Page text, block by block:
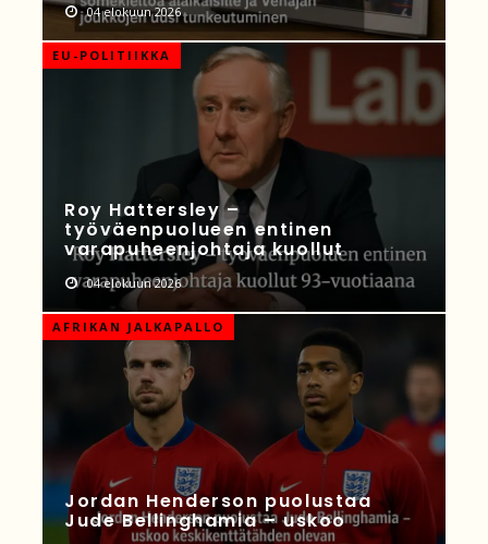
04 elokuun 2026
EU-POLITIIKKA
Roy Hattersley –
työväenpuolueen entinen
varapuheenjohtaja kuollut
04 elokuun 2026
AFRIKAN JALKAPALLO
Jordan Henderson puolustaa
Jude Bellinghamia – uskoo